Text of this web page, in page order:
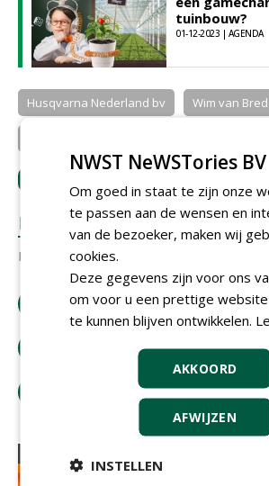
tuinbouw?
01-12-2023 | AGENDA
Husqvarna Nederland bv Wim van
REACTIES
Er zijn nog geen reacties.
download artikel
bestel tijdschrift
tip de redactie
NWST NeWSTories BV
Om goed in staat te zijn onze
te passen aan de wensen en
van de bezoeker, maken wij
cookies.
Deze gegevens zijn voor ons
om voor u een prettige
te kunnen blijven ontwikkelen.
AKKOORD
AFWIJZEN
INSTELLEN